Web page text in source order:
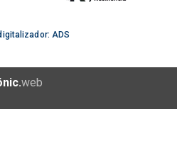
ADS
web